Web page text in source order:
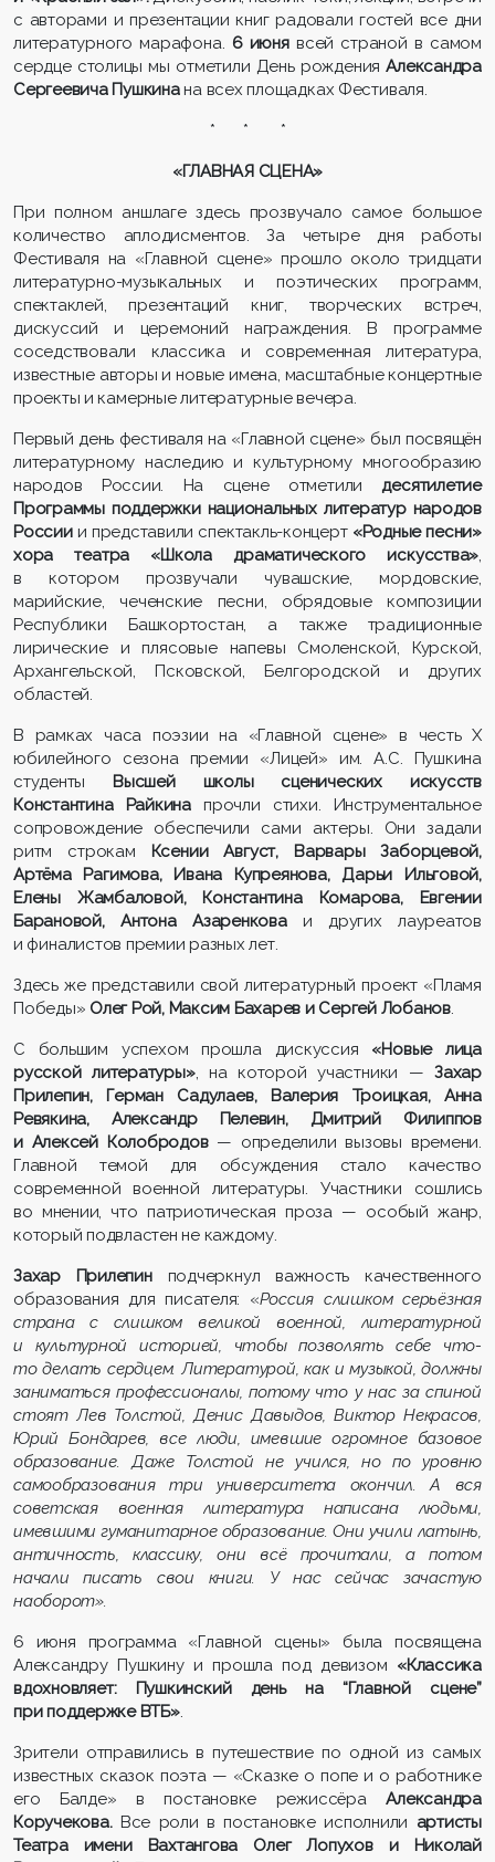
с авторами и презентации книг радовали гостей все дни
литературного марафона. 6 июнявсей страной в самом
сердце столицы мы отметили День рожденияАлександра
Сергеевича Пушкинана всех площадках Фестиваля.
* * *
«ГЛАВНАЯ СЦЕНА»
При полном аншлаге здесь прозвучало самое большое
количество аплодисментов. За четыре дня работы
Фестиваля на «Главной сцене» прошло около тридцати
литературно-музыкальных и поэтических программ,
спектаклей, презентаций книг, творческих встреч,
дискуссий и церемоний награждения. В программе
соседствовали классика и современная литература,
известные авторы и новые имена, масштабные концертные
проекты и камерные литературные вечера.
Первый день фестиваля на «Главной сцене» был посвящён
литературному наследию и культурному многообразию
народов России. На сцене отметилидесятилетие
Программы поддержки национальных литератур народов
России и представили спектакль-концерт «Родные песни»
хора театра «Школа драматического искусства»,
в котором прозвучали чувашские, мордовские,
марийские, чеченские песни, обрядовые композиции
Республики Башкортостан, а также традиционные
лирические и плясовые напевы Смоленской, Курской,
Архангельской, Псковской, Белгородской и других
областей.
В рамках часа поэзии на «Главной сцене» в честь X
юбилейного сезона премии «Лицей» им. А.С. Пушкина
студенты Высшей школы сценических искусств
Константина Райкина прочли стихи. Инструментальное
сопровождение обеспечили сами актеры. Они задали
ритм строкам Ксении Август, Варвары Заборцевой,
Артёма Рагимова, Ивана Купреянова, Дарьи Ильговой,
Елены Жамбаловой, Константина Комарова, Евгении
Барановой,Антона Азаренковаи других лауреатов
и финалистов премии разных лет.
Здесь же представили свой литературный проект «Пламя
Победы» Олег Рой, Максим Бахарев и Сергей Лобанов.
С большим успехом прошла дискуссия «Новые лица
русской литературы», на которой участники —Захар
Прилепин, Герман Садулаев, Валерия Троицкая, Анна
Ревякина, Александр Пелевин, Дмитрий Филиппов
и Алексей Колобродов— определили вызовы времени.
Главной темой для обсуждения стало качество
современной военной литературы. Участники сошлись
во мнении, что патриотическая проза — особый жанр,
который подвластен не каждому.
Захар Прилепин подчеркнул важность качественного
образования для писателя: «Россия слишком серьёзная
страна с слишком великой военной, литературной
и культурной историей, чтобы позволять себе что-
то делать сердцем. Литературой, как и музыкой, должны
заниматься профессионалы, потому что у нас за спиной
стоят Лев Толстой, Денис Давыдов, Виктор Некрасов,
Юрий Бондарев, все люди, имевшие огромное базовое
образование. Даже Толстой не учился, но по уровню
самообразования три университета окончил. А вся
советская военная литература написана людьми,
имевшими гуманитарное образование. Они учили латынь,
античность, классику, они всё прочитали, а потом
начали писать свои книги. У нас сейчас зачастую
наоборот».
6 июня программа «Главной сцены» была посвящена
Александру Пушкину и прошла под девизом «Классика
вдохновляет: Пушкинский день на “Главной сцене”
при поддержке ВТБ».
Зрители отправились в путешествие по одной из самых
известных сказок поэта — «Сказке о попе и о работнике
его Балде» в постановке режиссёраАлександра
Коручекова. Все роли в постановке исполнили артисты
Театра имени Вахтангова
Олег Лопухов и Николай